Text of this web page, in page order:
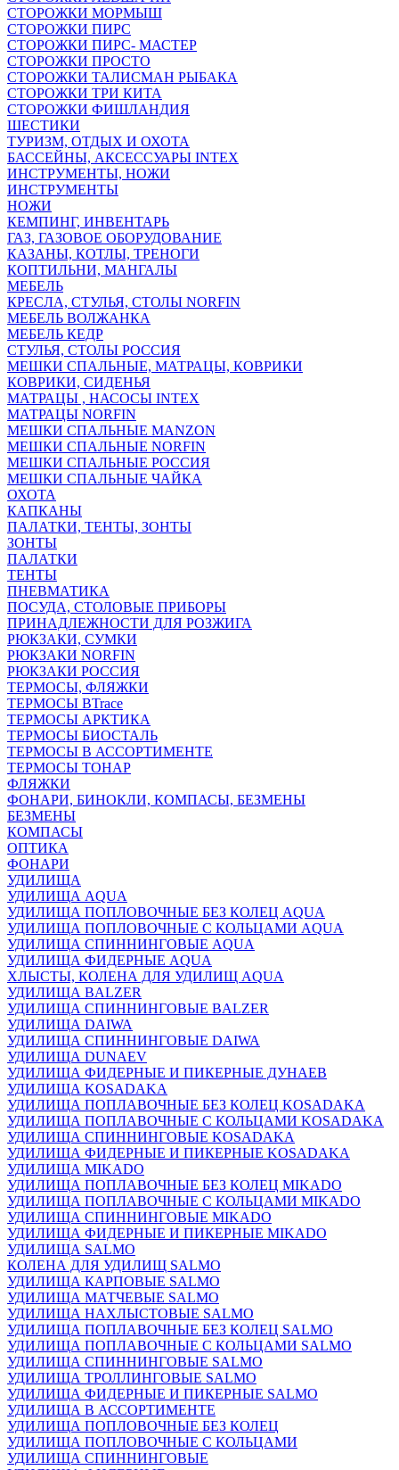
СТОРОЖКИ МОРМЫШ
СТОРОЖКИ ПИРС
СТОРОЖКИ ПИРС- МАСТЕР
СТОРОЖКИ ПРОСТО
СТОРОЖКИ ТАЛИСМАН РЫБАКА
СТОРОЖКИ ТРИ КИТА
СТОРОЖКИ ФИШЛАНДИЯ
ШЕСТИКИ
ТУРИЗМ, ОТДЫХ И ОХОТА
БАССЕЙНЫ, АКСЕССУАРЫ INTEX
ИНСТРУМЕНТЫ, НОЖИ
ИНСТРУМЕНТЫ
НОЖИ
КЕМПИНГ, ИНВЕНТАРЬ
ГАЗ, ГАЗОВОЕ ОБОРУДОВАНИЕ
КАЗАНЫ, КОТЛЫ, ТРЕНОГИ
КОПТИЛЬНИ, МАНГАЛЫ
МЕБЕЛЬ
КРЕСЛА, СТУЛЬЯ, СТОЛЫ NORFIN
МЕБЕЛЬ ВОЛЖАНКА
МЕБЕЛЬ КЕДР
СТУЛЬЯ, СТОЛЫ РОССИЯ
МЕШКИ СПАЛЬНЫЕ, МАТРАЦЫ, КОВРИКИ
КОВРИКИ, СИДЕНЬЯ
МАТРАЦЫ , НАСОСЫ INTEX
МАТРАЦЫ NORFIN
МЕШКИ СПАЛЬНЫЕ MANZON
МЕШКИ СПАЛЬНЫЕ NORFIN
МЕШКИ СПАЛЬНЫЕ РОССИЯ
МЕШКИ СПАЛЬНЫЕ ЧАЙКА
ОХОТА
КАПКАНЫ
ПАЛАТКИ, ТЕНТЫ, ЗОНТЫ
ЗОНТЫ
ПАЛАТКИ
ТЕНТЫ
ПНЕВМАТИКА
ПОСУДА, СТОЛОВЫЕ ПРИБОРЫ
ПРИНАДЛЕЖНОСТИ ДЛЯ РОЗЖИГА
РЮКЗАКИ, СУМКИ
РЮКЗАКИ NORFIN
РЮКЗАКИ РОССИЯ
ТЕРМОСЫ, ФЛЯЖКИ
ТЕРМОСЫ BTrace
ТЕРМОСЫ АРКТИКА
ТЕРМОСЫ БИОСТАЛЬ
ТЕРМОСЫ В АССОРТИМЕНТЕ
ТЕРМОСЫ ТОНАР
ФЛЯЖКИ
ФОНАРИ, БИНОКЛИ, КОМПАСЫ, БЕЗМЕНЫ
БЕЗМЕНЫ
КОМПАСЫ
ОПТИКА
ФОНАРИ
УДИЛИЩА
УДИЛИЩА AQUA
УДИЛИЩА ПОПЛОВОЧНЫЕ БЕЗ КОЛЕЦ AQUA
УДИЛИЩА ПОПЛОВОЧНЫЕ С КОЛЬЦАМИ AQUA
УДИЛИЩА СПИННИНГОВЫЕ AQUA
УДИЛИЩА ФИДЕРНЫЕ AQUA
ХЛЫСТЫ, КОЛЕНА ДЛЯ УДИЛИЩ AQUA
УДИЛИЩА BALZER
УДИЛИЩА СПИННИНГОВЫЕ BALZER
УДИЛИЩА DAIWA
УДИЛИЩА СПИННИНГОВЫЕ DAIWA
УДИЛИЩА DUNAEV
УДИЛИЩА ФИДЕРНЫЕ И ПИКЕРНЫЕ ДУНАЕВ
УДИЛИЩА KOSADAKA
УДИЛИЩА ПОПЛАВОЧНЫЕ БЕЗ КОЛЕЦ KOSADAKA
УДИЛИЩА ПОПЛАВОЧНЫЕ С КОЛЬЦАМИ KOSADAKA
УДИЛИЩА СПИННИНГОВЫЕ KOSADAKA
УДИЛИЩА ФИДЕРНЫЕ И ПИКЕРНЫЕ KOSADAKA
УДИЛИЩА MIKADO
УДИЛИЩА ПОПЛАВОЧНЫЕ БЕЗ КОЛЕЦ MIKADO
УДИЛИЩА ПОПЛАВОЧНЫЕ С КОЛЬЦАМИ MIKADO
УДИЛИЩА СПИННИНГОВЫЕ MIKADO
УДИЛИЩА ФИДЕРНЫЕ И ПИКЕРНЫЕ MIKADO
УДИЛИЩА SALMO
КОЛЕНА ДЛЯ УДИЛИЩ SALMO
УДИЛИЩА КАРПОВЫЕ SALMO
УДИЛИЩА МАТЧЕВЫЕ SALMO
УДИЛИЩА НАХЛЫСТОВЫЕ SALMO
УДИЛИЩА ПОПЛАВОЧНЫЕ БЕЗ КОЛЕЦ SALMO
УДИЛИЩА ПОПЛАВОЧНЫЕ С КОЛЬЦАМИ SALMO
УДИЛИЩА СПИННИНГОВЫЕ SALMO
УДИЛИЩА ТРОЛЛИНГОВЫЕ SALMO
УДИЛИЩА ФИДЕРНЫЕ И ПИКЕРНЫЕ SALMO
УДИЛИЩА В АССОРТИМЕНТЕ
УДИЛИЩА ПОПЛОВОЧНЫЕ БЕЗ КОЛЕЦ
УДИЛИЩА ПОПЛОВОЧНЫЕ С КОЛЬЦАМИ
УДИЛИЩА СПИННИНГОВЫЕ